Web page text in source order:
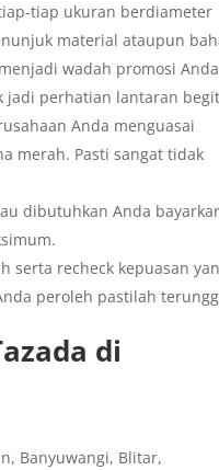
tiap ukuran berdiameter
material ataupun
wadah promosi
jadi perhatian lantaran
Anda menguasai
merah. Pasti sangat tidak
dibutuhkan Anda
serta recheck kepuasan
peroleh pastilah
di
Banyuwangi, Blitar,